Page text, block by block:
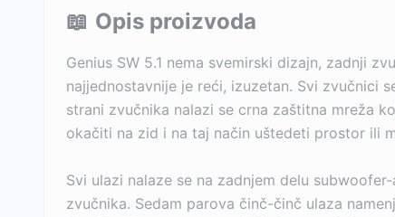
📖 Opis proizvoda
Genius SW 5.1 nema svemirski dizajn, zadnji
najjednostavnije je reći, izuzetan. Svi zvučnici
strani zvučnika nalazi se crna zaštitna mreža
okačiti na zid i na taj način uštedeti prostor ili
Svi ulazi nalaze se na zadnjem delu
zvučnika. Sedam parova činč-činč ulaza